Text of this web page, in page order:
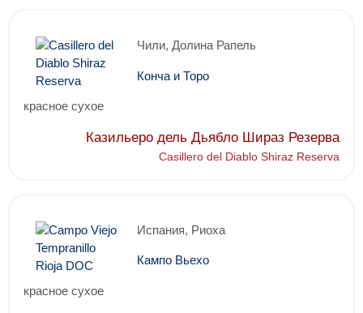
Чили, Долина Рапель
Конча и Торо
красное сухое
Казильеро дель Дьябло Шираз Резерва
Casillero del Diablo Shiraz Reserva
Испания, Риоха
Кампо Вьехо
красное сухое